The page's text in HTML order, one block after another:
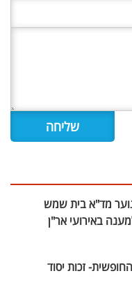
מד"א בית שמש
באירועי אר"ן
זכות יסוד